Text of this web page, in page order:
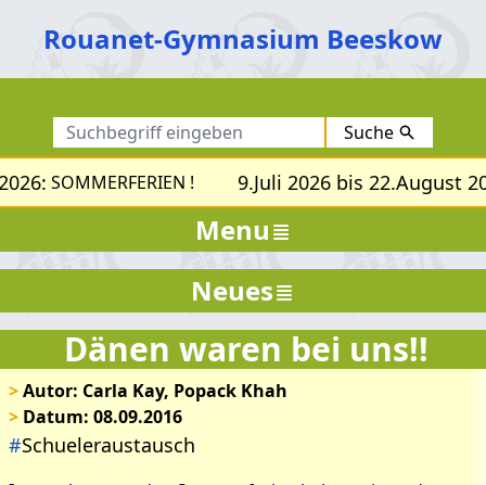
Rouanet-Gymnasium Beeskow
Suche
SOMMERFERIEN ! 9.Juli 2026 bis 22.August
Menu
Dänen waren bei uns!!
>Autor: Carla Kay, Popack Khah
> Datum: 08.09.2016
#Schueleraustausch
Neues